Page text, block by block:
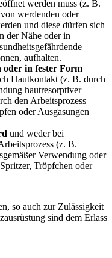
werden muss (z. B.
werdenden oder
und diese dürfen sich
der Nähe oder in
aufhalten.
oder in fester Form
Hautkontakt (z. B. durch
hautresorptiver
den Arbeitsprozess
oder Ausgasungen
und weder bei
(z. B.
Verwendung oder
Tröpfchen oder
so auch zur Zulässigkeit
sind dem Erlass